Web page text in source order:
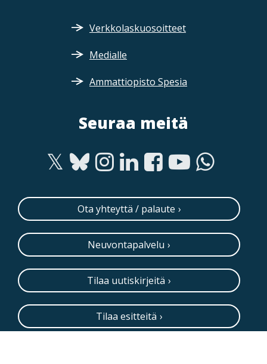
Verkkolaskuosoitteet
Medialle
Ammattiopisto Spesia
Seuraa meitä
Ota yhteyttä / palaute
Neuvontapalvelu
Tilaa uutiskirjeitä
Tilaa esitteitä